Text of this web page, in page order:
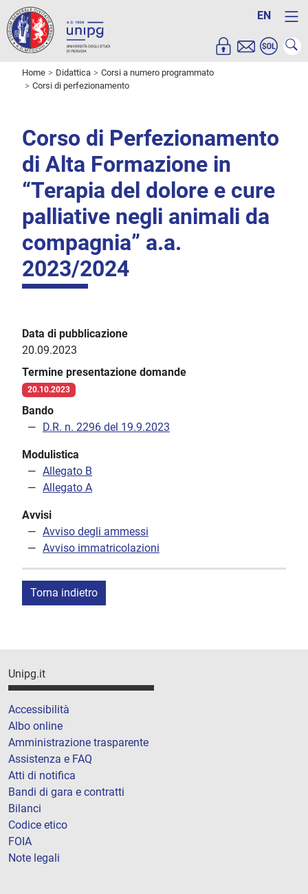
EN
Home Didattica
Corsi a numero programmato
Corsi di perfezionamento
Corso di Perfezionamento
di Alta Formazione in
“Terapia del dolore e cure
palliative negli animali da
compagnia” a.a.
2023/2024
Data di pubblicazione
20.09.2023
Termine presentazione domande
20.10.2023
Bando
D.R. n. 2296 del 19.9.2023
Modulistica
Allegato B
Allegato A
Avvisi
Avviso degli ammessi
Avviso immatricolazioni
Torna indietro
Unipg.it
Accessibilità
Albo online
Amministrazione trasparente
Assistenza e FAQ
Atti di notifica
Bandi di gara e contratti
Bilanci
Codice etico
FOIA
Note legali